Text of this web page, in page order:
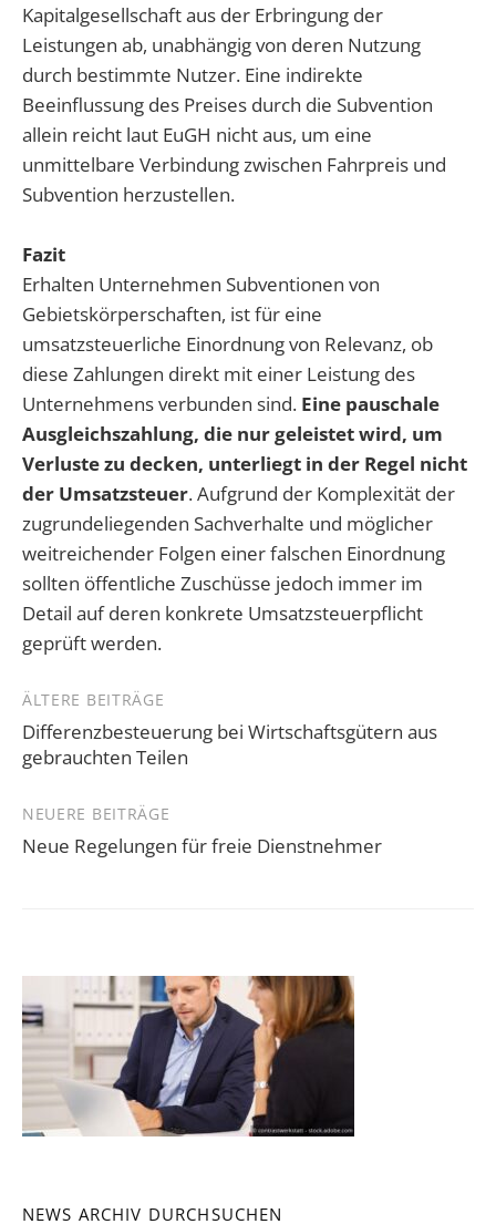
Kapitalgesellschaft aus der Erbringung der
Leistungen ab, unabhängig von deren Nutzung
durch bestimmte Nutzer. Eine indirekte
Beeinflussung des Preises durch die Subvention
allein reicht laut EuGH nicht aus, um eine
unmittelbare Verbindung zwischen Fahrpreis und
Subvention herzustellen.
Fazit
Erhalten Unternehmen Subventionen von
Gebietskörperschaften, ist für eine
umsatzsteuerliche Einordnung von Relevanz, ob
diese Zahlungen direkt mit einer Leistung des
Unternehmens verbunden sind. Eine pauschale
Ausgleichszahlung, die nur geleistet wird, um
Verluste zu decken, unterliegt in der Regel nicht
der Umsatzsteuer. Aufgrund der Komplexität der
zugrundeliegenden Sachverhalte und möglicher
weitreichender Folgen einer falschen Einordnung
sollten öffentliche Zuschüsse jedoch immer im
Detail auf deren konkrete Umsatzsteuerpflicht
geprüft werden.
Beitragsnavigation
ÄLTERE BEITRÄGE
Differenzbesteuerung bei Wirtschaftsgütern aus
gebrauchten Teilen
NEUERE BEITRÄGE
Neue Regelungen für freie Dienstnehmer
NEWS ARCHIV DURCHSUCHEN